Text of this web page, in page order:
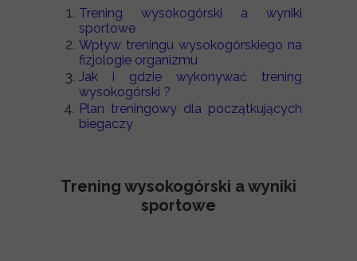
Trening wysokogórski a wyniki
sportowe
Wpływ treningu wysokogórskiego na
fizjologie organizmu
Jak i gdzie wykonywać trening
wysokogórski ?
Plan treningowy dla początkujących
biegaczy
Trening wysokogórski a wyniki
sportowe